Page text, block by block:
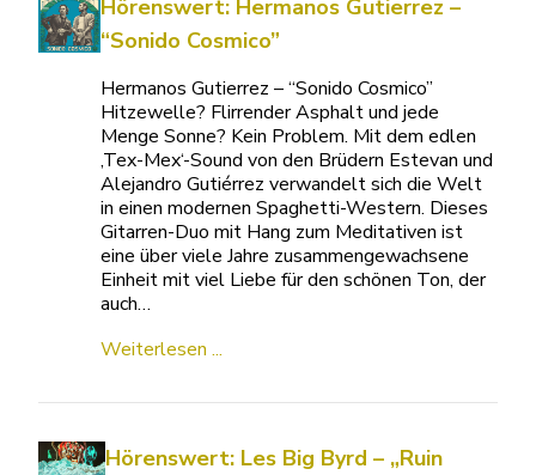
Hörenswert: Hermanos Gutierrez –
“Sonido Cosmico”
Hermanos Gutierrez – “Sonido Cosmico”
Hitzewelle? Flirrender Asphalt und jede
Menge Sonne? Kein Problem. Mit dem edlen
‚Tex-Mex‘-Sound von den Brüdern Estevan und
Alejandro Gutiérrez verwandelt sich die Welt
in einen modernen Spaghetti-Western. Dieses
Gitarren-Duo mit Hang zum Meditativen ist
eine über viele Jahre zusammengewachsene
Einheit mit viel Liebe für den schönen Ton, der
auch…
Weiterlesen ...
Hörenswert: Les Big Byrd – „Ruin